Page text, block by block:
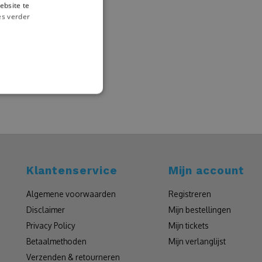
Klantenservice
Algemene voorwaarden
Disclaimer
Privacy Policy
Betaalmethoden
Verzenden & retourneren
Mijn account
Registreren
Mijn bestellingen
Mijn tickets
Mijn verlanglijst
te
verder